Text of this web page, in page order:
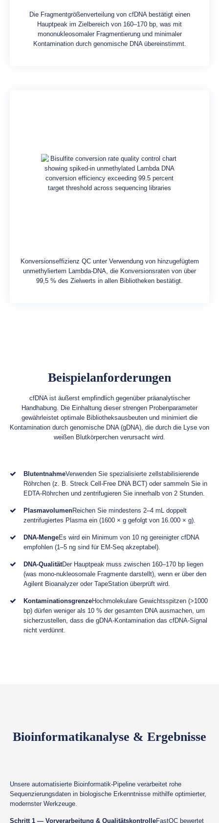
Die Fragmentgrößenverteilung von cfDNA bestätigt einen
Hauptpeak im Zielbereich von 160–170 bp, was mit
mononukleosomaler Fragmentierung und minimaler
Kontamination durch genomische DNA übereinstimmt.
Konversionseffizienz QC unter Verwendung von hinzugefügtem
unmethyliertem Lambda-DNA, die Konversionsraten von über
99,5 % des Zielwerts in allen Bibliotheken bestätigt.
Beispielanforderungen
cfDNA ist äußerst empfindlich gegenüber präanalytischer
Handhabung. Die Einhaltung dieser strengen Probenparameter
gewährleistet optimale Bibliotheksausbeuten und minimiert die
Kontamination durch genomische DNA (gDNA), die durch die Lyse von
weißen Blutkörperchen verursacht wird.
BlutentnahmeVerwenden Sie spezialisierte zellstabilisierende
Röhrchen (z. B. Streck Cell-Free DNA BCT) oder sammeln Sie in
EDTA-Röhrchen und zentrifugieren Sie innerhalb von 2 Stunden.
PlasmavolumenReichen Sie mindestens 2–4 mL doppelt
zentrifugiertes Plasma ein (1600 × g gefolgt von 16.000 × g).
DNA-MengeEs wird ein Minimum von 10 ng gereinigter cfDNA
empfohlen (1–5 ng sind für EM-Seq akzeptabel).
DNA-QualitätDer Hauptpeak muss zwischen 160–170 bp liegen
(was mono-nukleosomale Fragmente darstellt), wenn er über den
Agilent Bioanalyzer oder TapeStation überprüft wird.
KontaminationsgrenzeHochmolekulare Gewichtsspitzen (>1000
bp) dürfen weniger als 10 % der gesamten DNA ausmachen, um
sicherzustellen, dass die gDNA-Kontamination das cfDNA-Signal
nicht verdünnt.
Bioinformatikanalyse & Ergebnisse
Unsere automatisierte Bioinformatik-Pipeline verarbeitet rohe
Sequenzierungsdaten in biologische Erkenntnisse mithilfe optimierter,
modernster Werkzeuge.
Schritt 1 — Vorverarbeitung & QualitätskontrolleFastQC bewertet